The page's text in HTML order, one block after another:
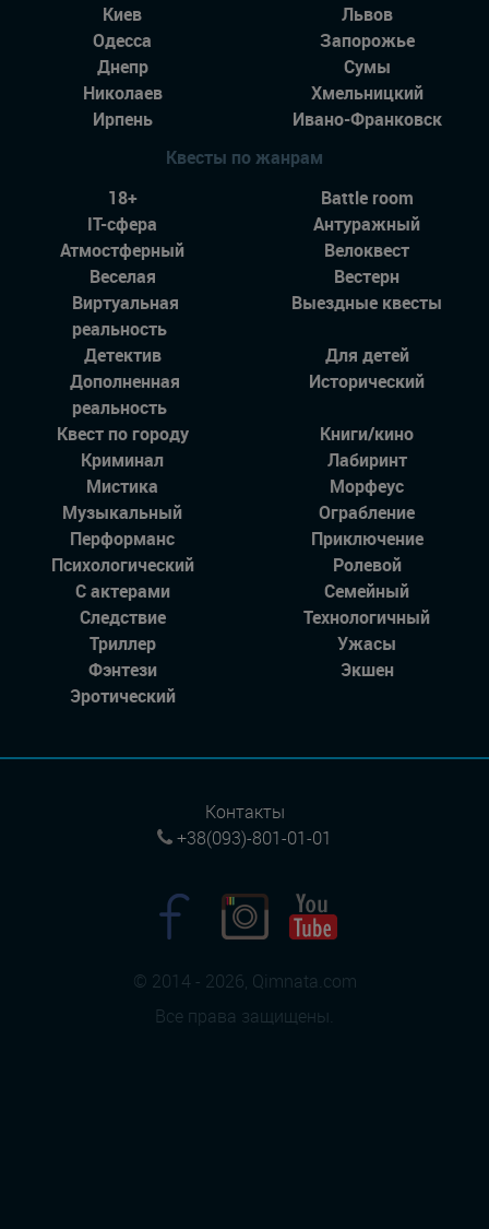
Киев
Львов
Одесса
Запорожье
Днепр
Сумы
Николаев
Хмельницкий
Ирпень
Ивано-Франковск
Квесты по жанрам
18+
Battle room
IT-сфера
Антуражный
Атмостферный
Велоквест
Веселая
Вестерн
Виртуальная
реальность
Выездные квесты
Детектив
Для детей
Дополненная
реальность
Исторический
Квест по городу
Книги/кино
Криминал
Лабиринт
Мистика
Морфеус
Музыкальный
Ограбление
Перформанс
Приключение
Психологический
Ролевой
С актерами
Семейный
Следствие
Технологичный
Триллер
Ужасы
Фэнтези
Экшен
Эротический
© 2014 - 2026, Qimnata.com
Все права защищены.
Контакты
+38(093)-801-01-01